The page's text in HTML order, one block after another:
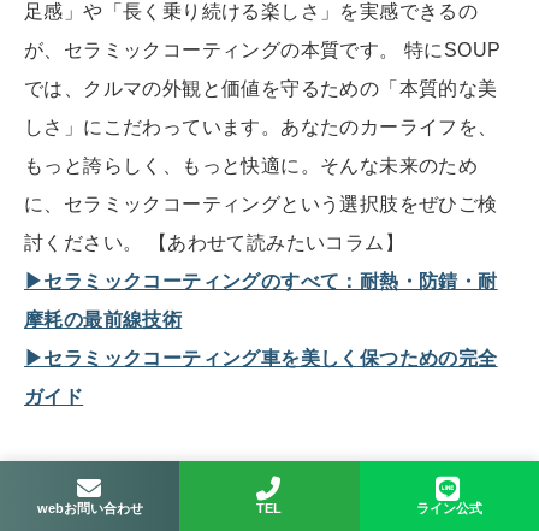
足感」や「長く乗り続ける楽しさ」を実感できるの
が、セラミックコーティングの本質です。 特にSOUP
では、クルマの外観と価値を守るための「本質的な美
しさ」にこだわっています。あなたのカーライフを、
もっと誇らしく、もっと快適に。そんな未来のため
に、セラミックコーティングという選択肢をぜひご検
討ください。 【あわせて読みたいコラム】
▶セラミックコーティングのすべて：耐熱・防錆・耐
摩耗の最前線技術
▶セラミックコーティング車を美しく保つための完全
ガイド
関連するコラム
webお問い合わせ TEL ライン公式